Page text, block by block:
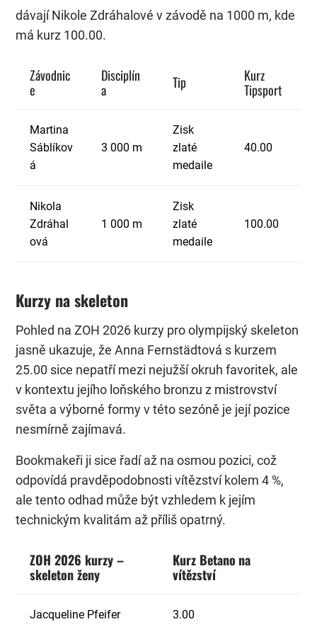
dávají Nikole Zdráhalové v závodě na 1000 m, kde
má kurz 100.00.
Závodnic
e
Disciplín
a
Tip
Kurz
Tipsport
Martina
Sáblíkov
á
3 000 m
Zisk
zlaté
medaile
40.00
Nikola
Zdráhal
ová
1 000 m
Zisk
zlaté
medaile
100.00
Kurzy na skeleton
Pohled na ZOH 2026 kurzy pro olympijský skeleton
jasně ukazuje, že Anna Fernstädtová s kurzem
25.00 sice nepatří mezi nejužší okruh favoritek, ale
v kontextu jejího loňského bronzu z mistrovství
světa a výborné formy v této sezóně je její pozice
nesmírně zajímavá.
Bookmakeři ji sice řadí až na osmou pozici, což
odpovídá pravděpodobnosti vítězství kolem 4 %,
ale tento odhad může být vzhledem k jejím
technickým kvalitám až příliš opatrný.
ZOH 2026 kurzy –
skeleton ženy
Kurz Betano na
vítězství
Jacqueline Pfeifer 3.00